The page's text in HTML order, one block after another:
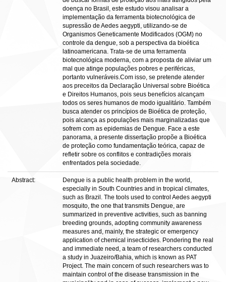
doença no Brasil, este estudo visou analisar a
implementação da ferramenta biotecnológica de
supressão de Aedes aegypti, utilizando-se de
Organismos Geneticamente Modificados (OGM) no
controle da dengue, sob a perspectiva da bioética
latinoamericana. Trata-se de uma ferramenta
biotecnológica moderna, com a proposta de aliviar um
mal que atinge populações pobres e periféricas,
portanto vulneráveis.Com isso, se pretende atender
aos preceitos da Declaração Universal sobre Bioética
e Direitos Humanos, pois seus benefícios alcançam
todos os seres humanos de modo igualitário. Também
busca atender os princípios de Bioética de proteção,
pois alcança as populações mais marginalizadas que
sofrem com as epidemias de Dengue. Face a este
panorama, a presente dissertação propõe a Bioética
de proteção como fundamentação teórica, capaz de
refletir sobre os conflitos e contradições morais
enfrentados pela sociedade.
Abstract:
Dengue is a public health problem in the world,
especially in South Countries and in tropical climates,
such as Brazil. The tools used to control Aedes aegypti
mosquito, the one that transmits Dengue, are
summarized in preventive activities, such as banning
breeding grounds, adopting community awareness
measures and, mainly, the strategic or emergency
application of chemical insecticides. Pondering the real
and immediate need, a team of researchers conducted
a study in Juazeiro/Bahia, which is known as PAT
Project. The main concern of such researchers was to
maintain control of the disease transmission in the